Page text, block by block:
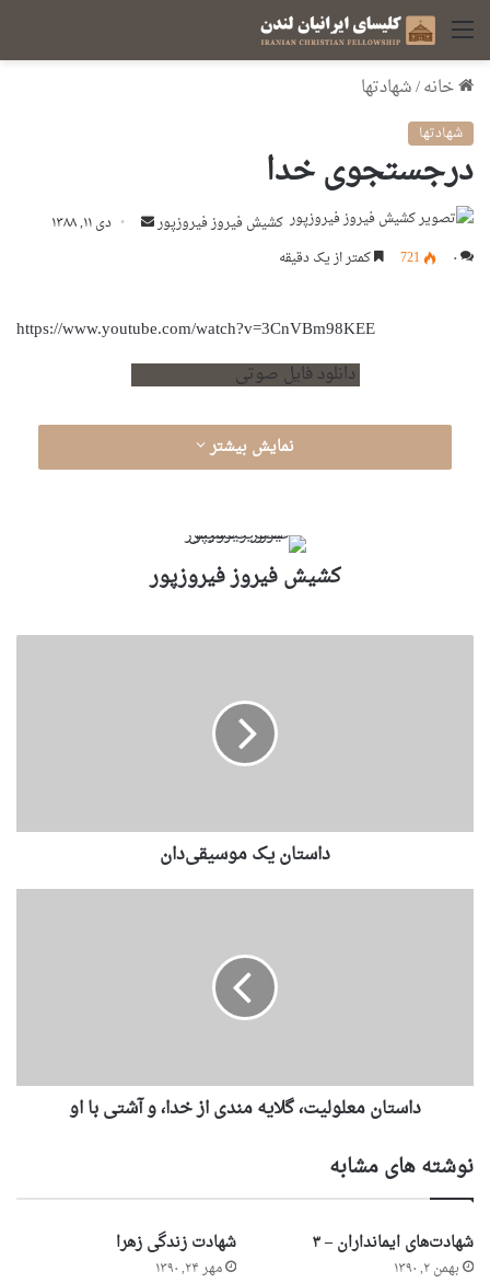
منو
خانه/شهادت‏ها
شهادت‏ها
درجستجوی خدا
کشیش فیروز فیروزپور
ل
ی
دی ۱۱, ۱۳۸۸
۰
721 کمتر از یک دقیقه
https://www.youtube.com/watch?v=3CnVBm98KEE
دانلود فایل صوتی
نمایش بیشتر
کشیش فیروز فیروزپور
داستان یک موسیقی‌دان
داستان معلولیت، گلایه مندی از خدا، و آشتی با او
نوشته های مشابه
شهادت‌های ایمانداران – ۳
بهمن ۲, ۱۳۹۰
شهادت زندگی زهرا
مهر ۲۴, ۱۳۹۰